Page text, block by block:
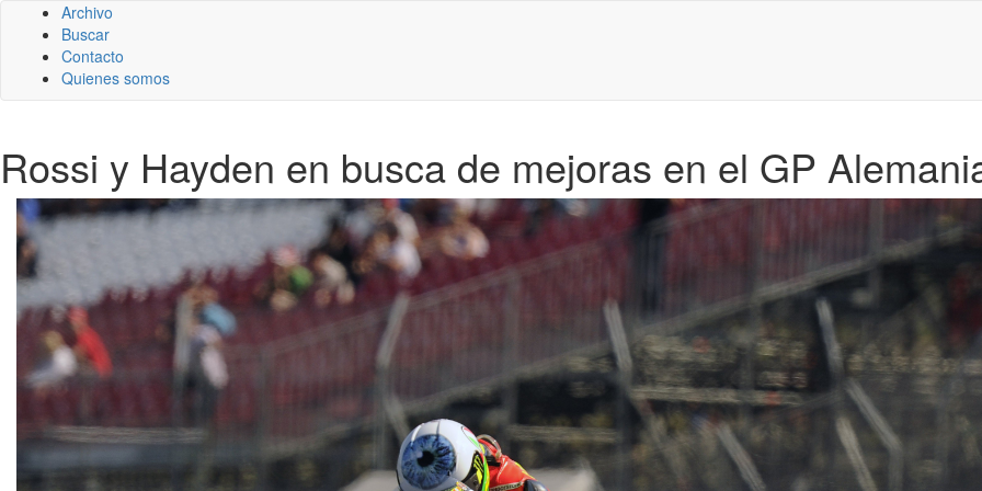
Archivo
Buscar
Contacto
Quienes somos
Rossi y Hayden en busca de mejoras en el GP